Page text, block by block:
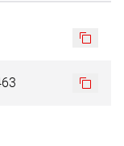
traction MF 12 x